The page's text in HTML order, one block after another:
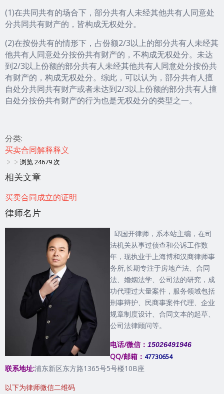
(1)在共同共有的场合下，部分共有人未经其他共有人同意处
分共同共有财产的，皆构成无权处分。
(2)在按份共有的情形下，占份额2/3以上的部分共有人未经其
他共有人同意处分按份共有财产的，不构成无权处分。未达
到2/3以上份额的部分共有人未经其他共有人同意处分按份共
有财产的，构成无权处分。综此，可以认为，部分共有人擅
自处分共同共有财产或者未达到2/3以上份额的部分共有人擅
自处分按份共有财产的行为也是无权处分的类型之一。
分类:
买卖合同解释释义
浏览 24679 次
相关文章
买卖合同成立的证明
律师名片
邱国开律师，系本站主编，在司
法机关从事过侦查和公诉工作数
年，现执业于上海博和汉商律师事
务所,长期专注于房地产法、合同
法、婚姻法学、公司法的研究，成
功代理过大量案件，服务领域包括
刑事辩护、民商事案件代理、企业
规章制度设计、合同文本的起草、
公司法律顾问等。
电话/微信： 15026491946
QQ/邮箱： 47730654
联系地址:浦东新区东方路1365号5号楼10B座
以下为律师微信二维码